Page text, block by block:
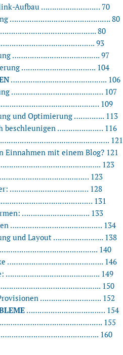
Aufbau ……………………… 70
………………………………………. 80
……………………………………….. 80
…………………………………………. 93
…………………………………. 97
……………………………. 104
…………………………………….. 106
…………………………………… 107
109
und Optimierung ………….. 113
beschleunigen ………………… 116
121
Einnahmen mit einem Blog? 121
………………………………………….. 123
123
……………………………… 128
131
…………………………. 133
…………………………………… 134
und Layout ………………….. 138
……………………………………….. 140
…………………………………….. 146
……………………………………. 149
150
Provisionen ………………………. 152
……………………………… 154
…………………………………………. 155
160